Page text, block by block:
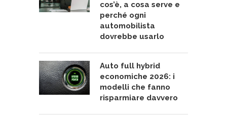
cos’è, a cosa serve e
perché ogni
automobilista
dovrebbe usarlo
Auto full hybrid
economiche 2026: i
modelli che fanno
risparmiare davvero